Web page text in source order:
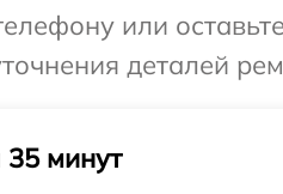
или
деталей
минут